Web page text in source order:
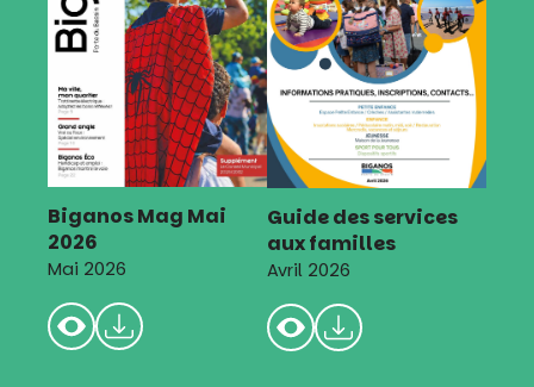
Biganos Mag Mai
2026
Mai 2026
Guide des services
aux familles
Avril 2026